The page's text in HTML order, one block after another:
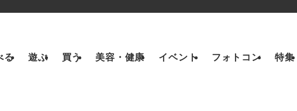
る 遊ぶ 買う 美容・健康 イベント フォトコン 特集